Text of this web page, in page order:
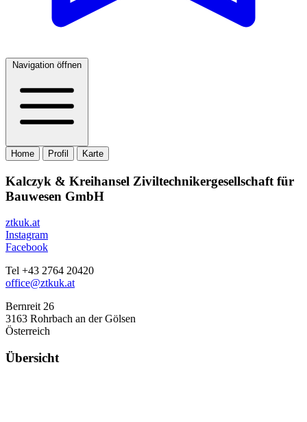
Navigation öffnen
Home Profil Karte
Kalczyk & Kreihansel Ziviltechnikergesellschaft für
Bauwesen GmbH
ztkuk.at
Instagram
Facebook
Tel +43 2764 20420
office@ztkuk.at
Bernreit 26
3163 Rohrbach an der Gölsen
Österreich
Übersicht